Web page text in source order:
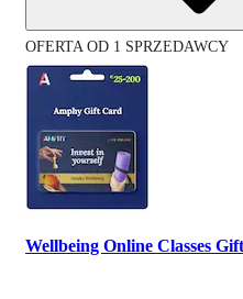
OFERTA OD 1 SPRZEDAWCY
Wellbeing Online Classes